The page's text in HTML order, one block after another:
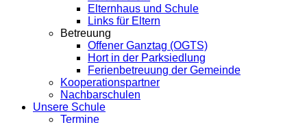
Elternhaus und Schule
Links für Eltern
Betreuung
Offener Ganztag (OGTS)
Hort in der Parksiedlung
Ferienbetreuung der Gemeinde
Kooperationspartner
Nachbarschulen
Unsere Schule
Termine